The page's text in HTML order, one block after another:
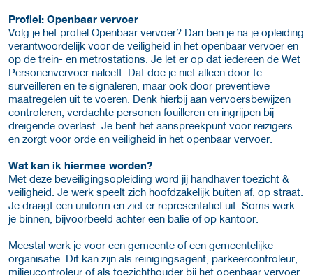
Profiel: Openbaar vervoer
Volg je het profiel Openbaar vervoer? Dan ben je na je opleiding
verantwoordelijk voor de veiligheid in het openbaar vervoer en
op de trein- en metrostations. Je let er op dat iedereen de Wet
Personenvervoer naleeft. Dat doe je niet alleen door te
surveilleren en te signaleren, maar ook door preventieve
maatregelen uit te voeren. Denk hierbij aan vervoersbewijzen
controleren, verdachte personen fouilleren en ingrijpen bij
dreigende overlast. Je bent het aanspreekpunt voor reizigers
en zorgt voor orde en veiligheid in het openbaar vervoer.
Wat kan ik hiermee worden?
Met deze beveiligingsopleiding word jij handhaver toezicht &
veiligheid. Je werk speelt zich hoofdzakelijk buiten af, op straat.
Je draagt een uniform en ziet er representatief uit. Soms werk
je binnen, bijvoorbeeld achter een balie of op kantoor.
Meestal werk je voor een gemeente of een gemeentelijke
organisatie. Dit kan zijn als reinigingsagent, parkeercontroleur,
milieucontroleur of als toezichthouder bij het openbaar vervoer.